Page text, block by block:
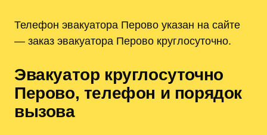
Телефон эвакуатора Перово указан на сайте
— заказ эвакуатора Перово круглосуточно.
Эвакуатор круглосуточно
Перово, телефон и порядок
вызова